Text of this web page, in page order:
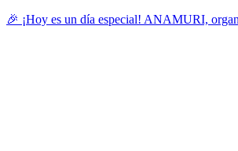
🎉 ¡Hoy es un día especial! ANAMURI,